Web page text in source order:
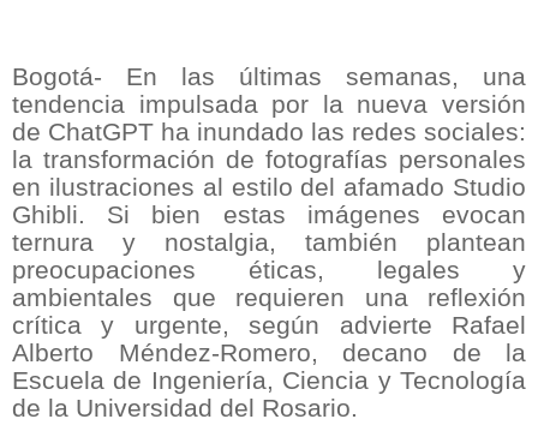
Bogotá- En las últimas semanas, una
tendencia impulsada por la nueva versión
de ChatGPT ha inundado las redes sociales:
la transformación de fotografías personales
en ilustraciones al estilo del afamado Studio
Ghibli. Si bien estas imágenes evocan
ternura y nostalgia, también plantean
preocupaciones éticas, legales y
ambientales que requieren una reflexión
crítica y urgente, según advierte Rafael
Alberto Méndez-Romero, decano de la
Escuela de Ingeniería, Ciencia y Tecnología
de la Universidad del Rosario.